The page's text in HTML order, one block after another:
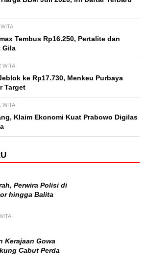
Tembus Rp16.250, Pertalite dan
Gila
WITA
ke Rp17.730, Menkeu Purbaya
Target
WITA
Klaim Ekonomi Kuat Prabowo Digilas
Perwira Polisi di
hingga Balita
Kerajaan Gowa
Cabut Perda